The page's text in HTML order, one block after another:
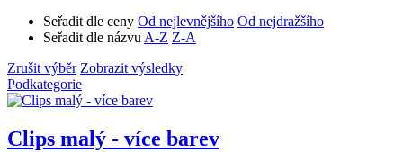
Seřadit dle ceny Od nejlevnějšího Od nejdražšího
Seřadit dle názvu A-Z Z-A
Zrušit výběr Zobrazit výsledky
Podkategorie
Clips malý - více barev